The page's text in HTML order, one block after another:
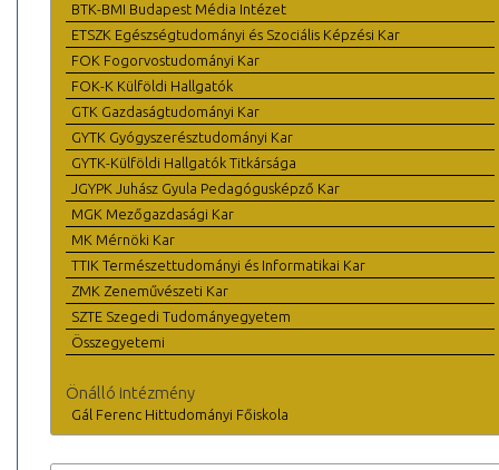
BTK-BMI Budapest Média Intézet
ETSZK Egészségtudományi és Szociális Képzési Kar
FOK Fogorvostudományi Kar
FOK-K Külföldi Hallgatók
GTK Gazdaságtudományi Kar
GYTK Gyógyszerésztudományi Kar
GYTK-Külföldi Hallgatók Titkársága
JGYPK Juhász Gyula Pedagógusképző Kar
MGK Mezőgazdasági Kar
MK Mérnöki Kar
TTIK Természettudományi és Informatikai Kar
ZMK Zeneművészeti Kar
SZTE Szegedi Tudományegyetem
Összegyetemi
Önálló intézmény
Gál Ferenc Hittudományi Főiskola